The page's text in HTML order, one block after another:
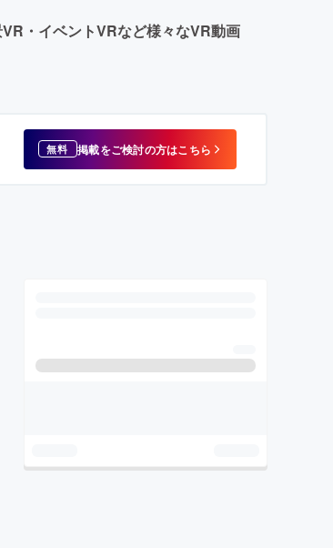
・イベントVRなど様々なVR動画
無料 掲載をご検討の方はこちら